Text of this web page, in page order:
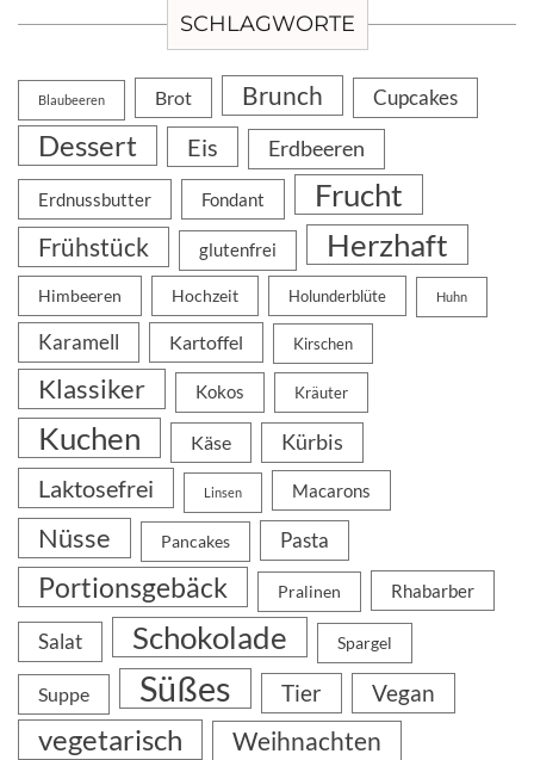
SCHLAGWORTE
Blaubeeren Brot Brunch Cupcakes
Dessert Eis Erdbeeren
Erdnussbutter Fondant Frucht
Frühstück glutenfrei Herzhaft
Himbeeren Hochzeit Holunderblüte Huhn
Karamell Kartoffel Kirschen
Klassiker Kokos Kräuter
Kuchen Käse Kürbis
Laktosefrei Linsen Macarons
Nüsse Pancakes Pasta
Portionsgebäck Pralinen Rhabarber
Salat Schokolade Spargel
Suppe Süßes Tier Vegan
vegetarisch Weihnachten